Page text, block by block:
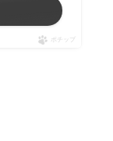
ポチップ